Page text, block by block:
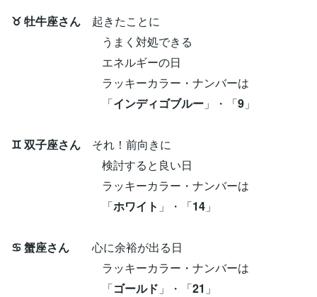
♉ 牡牛座さん 起きたことに
うまく対処できる
エネルギーの日
ラッキーカラー・ナンバーは
「インディゴブルー 」・「9 」
♊ 双子座さん それ！前向きに
検討すると良い日
ラッキーカラー・ナンバーは
「ホワイト 」・「14 」
♋ 蟹座さん 心に余裕が出る日
ラッキーカラー・ナンバーは
「ゴールド 」・「21 」